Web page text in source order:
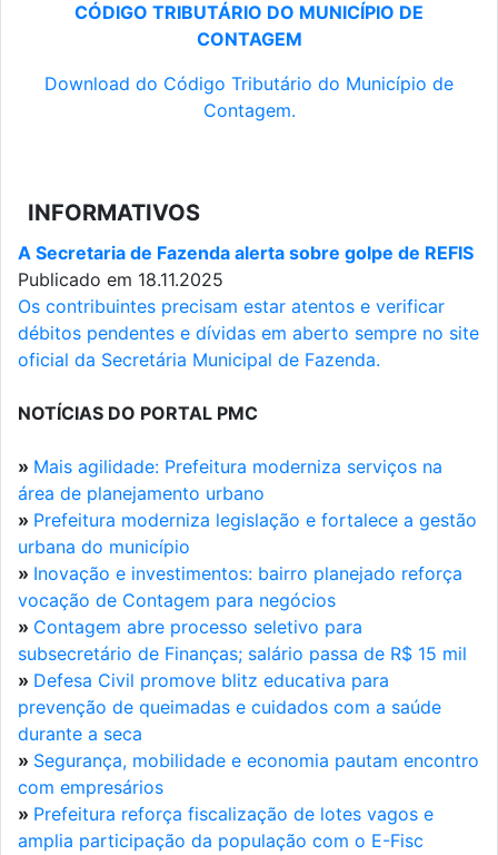
CÓDIGO TRIBUTÁRIO DO MUNICÍPIO DE
CONTAGEM
Download do Código Tributário do Município de
Contagem.
INFORMATIVOS
A Secretaria de Fazenda alerta sobre golpe de REFIS
Publicado em 18.11.2025
Os contribuintes precisam estar atentos e verificar
débitos pendentes e dívidas em aberto sempre no site
oficial da Secretária Municipal de Fazenda.
NOTÍCIAS DO PORTAL PMC
» Mais agilidade: Prefeitura moderniza serviços na
área de planejamento urbano
» Prefeitura moderniza legislação e fortalece a gestão
urbana do município
» Inovação e investimentos: bairro planejado reforça
vocação de Contagem para negócios
» Contagem abre processo seletivo para
subsecretário de Finanças; salário passa de R$ 15 mil
» Defesa Civil promove blitz educativa para
prevenção de queimadas e cuidados com a saúde
durante a seca
» Segurança, mobilidade e economia pautam encontro
com empresários
» Prefeitura reforça fiscalização de lotes vagos e
amplia participação da população com o E-Fisc